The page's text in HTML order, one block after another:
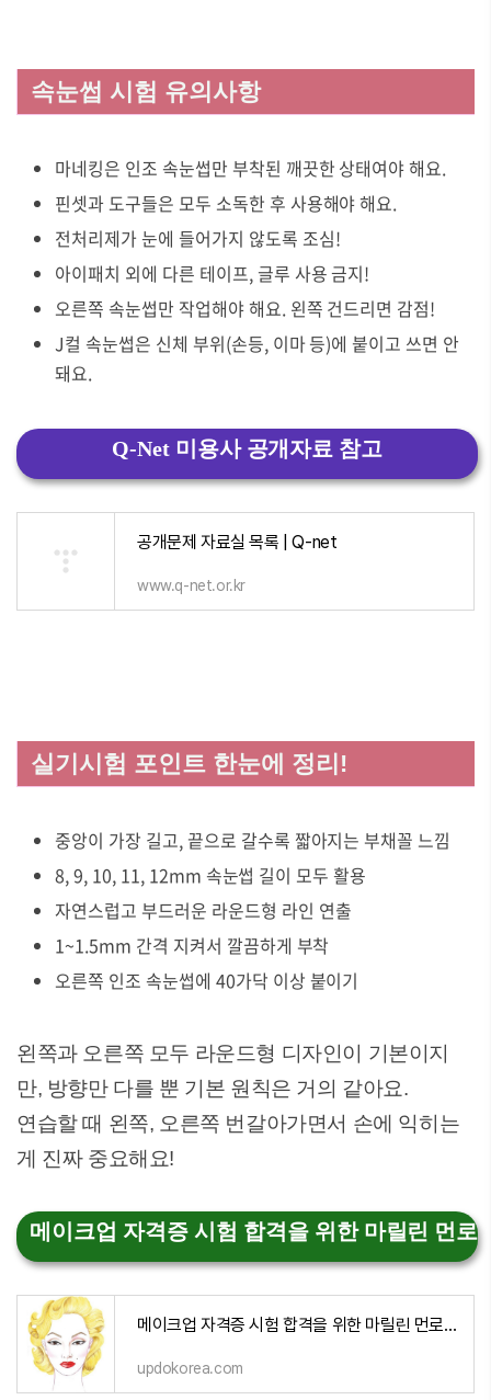
속눈썹 시험 유의사항
마네킹은 인조 속눈썹만 부착된 깨끗한 상태여야 해요.
핀셋과 도구들은 모두 소독한 후 사용해야 해요.
전처리제가 눈에 들어가지 않도록 조심!
아이패치 외에 다른 테이프, 글루 사용 금지!
오른쪽 속눈썹만 작업해야 해요. 왼쪽 건드리면 감점!
J컬 속눈썹은 신체 부위(손등, 이마 등)에 붙이고 쓰면 안
돼요.
Q-Net 미용사 공개자료 참고
공개문제 자료실 목록 | Q-net
www.q-net.or.kr
실기시험 포인트 한눈에 정리!
중앙이 가장 길고, 끝으로 갈수록 짧아지는 부채꼴 느낌
8, 9, 10, 11, 12mm 속눈썹 길이 모두 활용
자연스럽고 부드러운 라운드형 라인 연출
1~1.5mm 간격 지켜서 깔끔하게 부착
오른쪽 인조 속눈썹에 40가닥 이상 붙이기
왼쪽과 오른쪽 모두 라운드형 디자인이 기본이지
만, 방향만 다를 뿐 기본 원칙은 거의 같아요.
연습할 때 왼쪽, 오른쪽 번갈아가면서 손에 익히는
게 진짜 중요해요!
메이크업 자격증 시험 합격을 위한 마릴린 먼로
메이크업 자격증 시험 합격을 위한 마릴린 먼로 메이크업 완벽 가이드
updokorea.com